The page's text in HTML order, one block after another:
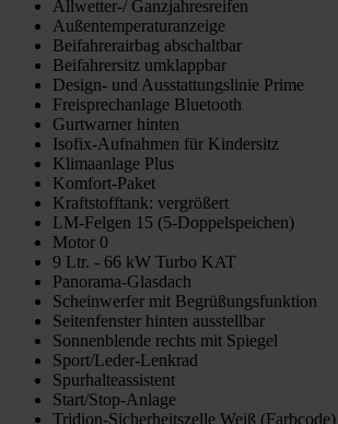
Allwetter-/ Ganzjahresreifen
Außentemperaturanzeige
Beifahrerairbag abschaltbar
Beifahrersitz umklappbar
Design- und Ausstattungslinie Prime
Freisprechanlage Bluetooth
Gurtwarner hinten
Isofix-Aufnahmen für Kindersitz
Klimaanlage Plus
Komfort-Paket
Kraftstofftank: vergrößert
LM-Felgen 15 (5-Doppelspeichen)
Motor 0
9 Ltr. - 66 kW Turbo KAT
Panorama-Glasdach
Scheinwerfer mit Begrüßungsfunktion
Seitenfenster hinten ausstellbar
Sonnenblende rechts mit Spiegel
Sport/Leder-Lenkrad
Spurhalteassistent
Start/Stop-Anlage
Tridion-Sicherheitszelle Weiß (Farbcode)